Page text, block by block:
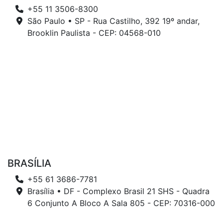
+55 11 3506-8300
São Paulo • SP - Rua Castilho, 392 19º andar,
Brooklin Paulista - CEP: 04568-010
BRASÍLIA
+55 61 3686-7781
Brasília • DF - Complexo Brasil 21 SHS - Quadra
6 Conjunto A Bloco A Sala 805 - CEP: 70316-000